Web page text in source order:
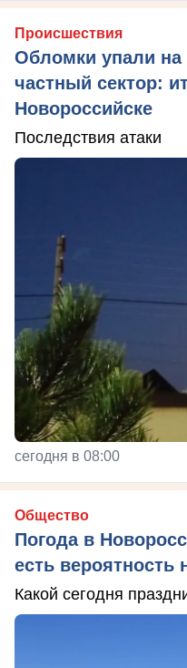
Происшествия
Обломки упали на
частный сектор:
Новороссийске
Последствия атаки
сегодня в 08:00
Общество
Погода в
есть
Какой сегодня